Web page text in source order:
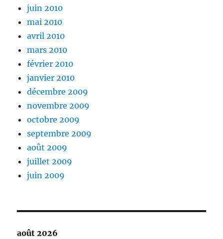
juin 2010
mai 2010
avril 2010
mars 2010
février 2010
janvier 2010
décembre 2009
novembre 2009
octobre 2009
septembre 2009
août 2009
juillet 2009
juin 2009
août 2026